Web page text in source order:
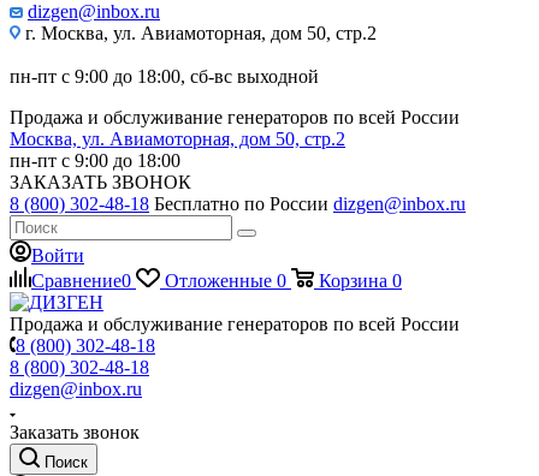
dizgen@inbox.ru
г. Москва, ул. Авиамоторная, дом 50, стр.2
пн-пт с 9:00 до 18:00, сб-вс выходной
Продажа и обслуживание генераторов по всей России
Москва, ул. Авиамоторная, дом 50, стр.2
пн-пт с 9:00 до 18:00
ЗАКАЗАТЬ ЗВОНОК
8 (800) 302-48-18 Бесплатно по России dizgen@inbox.ru
Войти
Сравнение0 Отложенные 0 Корзина 0
Продажа и обслуживание генераторов по всей России
8 (800) 302-48-18
8 (800) 302-48-18
dizgen@inbox.ru
Заказать звонок
Поиск